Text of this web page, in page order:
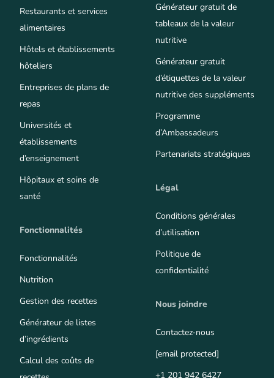
Restaurants et services
alimentaires
Hôtels et établissements
hôteliers
Entreprises de plans de
repas
Universités et
établissements
d’enseignement
Hôpitaux et soins de
santé
Fonctionnalités
Fonctionnalités
Nutrition
Gestion des recettes
Générateur de listes
d’ingrédients
Calcul des coûts de
Générateur gratuit de
tableaux de la valeur
nutritive
Générateur gratuit
d’étiquettes de la valeur
nutritive des suppléments
Programme
d’Ambassadeurs
Partenariats stratégiques
Légal
Conditions générales
d’utilisation
Politique de
confidentialité
Nous joindre
Contactez-nous
[email protected]
+1 201 942 6427